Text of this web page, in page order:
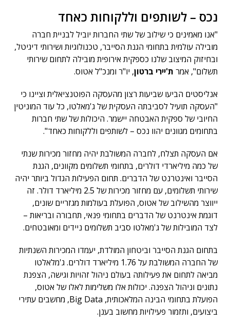
נכס – לשותפים וללקוחות כאחד
"אנו מאמינים כי שילוב של שתי החברות יוביל לבניית חברה
מובילה עולמית בתחומי הגנת הסייבר, טכנולוגיות ושירותי דיגיטל,
ובחיזוק המיצוב שלנו כספקית אירופית מובילה לתחום שירותי
תשלום", אמר ת'יירי ברטון, יו"ר ומנכ"ל אטוס.
אנליסטים הביעו שביעות רצון מהעסקה הפוטנציאלית וציינו כי
"העסקה תועיל לסביבתה העסקית של ג'מאלטו, כל עוד המוניטין
החיובי של ספקית האבטחה יישמר. היכולות של שתי חברות
בתחומים מגוונים יהוו נכס – לשותפים וללקוחות כאחד".
אם העסקה תצלח, לחברה המשולבת יהיה מחזור מכירות שנתי
של כמה מיליארדי דולרים, בתחומי תשלומים מקוונים, הגנת
הסייבר ואינטרנט של הדברים. תחום הפעילות הגדול ביותר יהיה
שירותי תשלומים, עם מחזור מכירות של 2.5 מיליארד דולר. זה
ייווצר מהשילוב של אטוס, הפועלת בעולמות מגזריים שונים,
דוגמת אינטרנט של הדברים בתחומי פנאי, תחבורה ובריאות –
לצד המובילות של ג'מאלטו סביב תשלומים ניידים ומאובטחים.
בתחום הגנת הסייבר וביטחון המולדת, יעמדו המכירות השנתיות
של החברה המשולבת על 1.76 מיליארד דולרים. ג'מלאלטו
מביאה לתחום את פעילותה בעולם ניהול זהויות וגישה, הצפנת
נתונים וניהול הצפנה. יכולות אלו משלימות לאלו של אטוס,
הפועלת בתחומי הבינה המלאכותית, Big Data, מחשבים עתירי
ביצועים, ותזמור פעילויות מחשוב בענן.